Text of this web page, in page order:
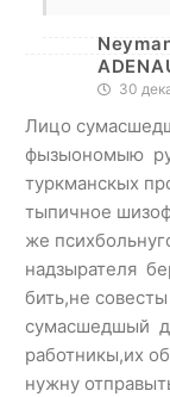
30
Лицо
фызыономыю
туркманскых
тыпичное
же
надзырателя
бить,не
сумасшедшый
работникы,их
нужну